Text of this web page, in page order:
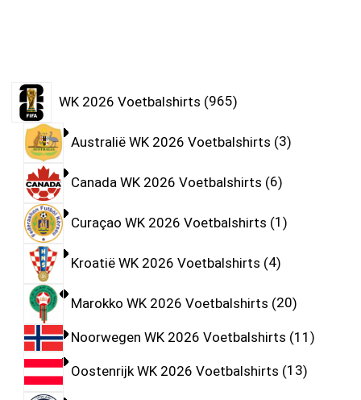
WK 2026 Voetbalshirts 965
Australië WK 2026 Voetbalshirts 3
Canada WK 2026 Voetbalshirts 6
Curaçao WK 2026 Voetbalshirts 1
Kroatië WK 2026 Voetbalshirts 4
Marokko WK 2026 Voetbalshirts 20
Noorwegen WK 2026 Voetbalshirts 11
Oostenrijk WK 2026 Voetbalshirts 13